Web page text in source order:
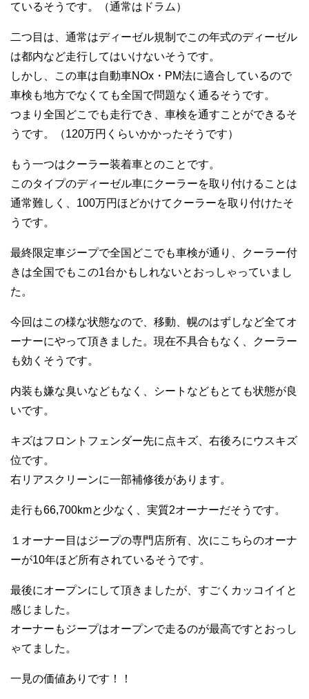
ているそうです。（通常はドラム）
二つ目は、通常はディーゼル規制でこの年式のディーゼル
は都内など走行してはいけないそうです。
しかし、この車は自動車NOx・PM法に適合しているので
車検も地方でなくても全国で問題なく通るそうです。
つまり全国どこでも走行でき、車検を通すことができるそ
うです。（120万円くらいかかったそうです）
もう一つはクーラー装着車とのことです。
このタイプのディーゼル車にクーラーを取り付けることは
通常難しく、100万円ほどかけてクーラーを取り付けたそ
うです。
最終限定車ジープで全国どこでも車検が通り、クーラー付
きは全国でもこの1台かもしれないとおっしゃっていまし
た。
今回はこの様な状態なので、移動、幌のはずしなど全てオ
ーナーにやって頂きました。現在不具合もなく、クーラー
も効くそうです。
内装も嫌な臭いなどもなく、シートなどもとても状態が良
いです。
キズはフロントフェンダー先に点キズ、右後ろにウスキズ
位です。
右リアスクリーンに一部補修後があります。
走行も66,700kmと少なく、実質2オーナーだそうです。
１オーナー目はジープの専門店所有、次にこちらのオーナ
ーが10年ほど所有されているそうです。
最後にオープンにして頂きましたが、すごくカッコイイと
感じました。
オーナーもジープはオープンで走るのが最高ですとおっし
ゃてました。
一見の価値ありです！！